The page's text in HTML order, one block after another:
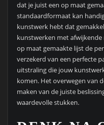
dat je juist een op maat
standaardformaat kan
kunstwerk hebt dat
kunstwerken met afwijkende
op maat gemaakte lijst de
verzekerd van een perfecte
uitstraling die jouw
komen. Het overwegen van
maken van de juiste
waardevolle stukken.